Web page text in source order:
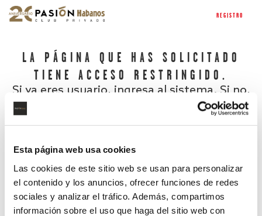
Esta página web usa cookies
Las cookies de este sitio web se usan para personalizar
el contenido y los anuncios, ofrecer funciones de redes
sociales y analizar el tráfico. Además, compartimos
información sobre el uso que haga del sitio web con
REGISTRO
LA PÁGINA QUE HAS SOLICITADO
TIENE ACCESO RESTRINGIDO.
Si ya eres usuario, ingresa al sistema. Si no,